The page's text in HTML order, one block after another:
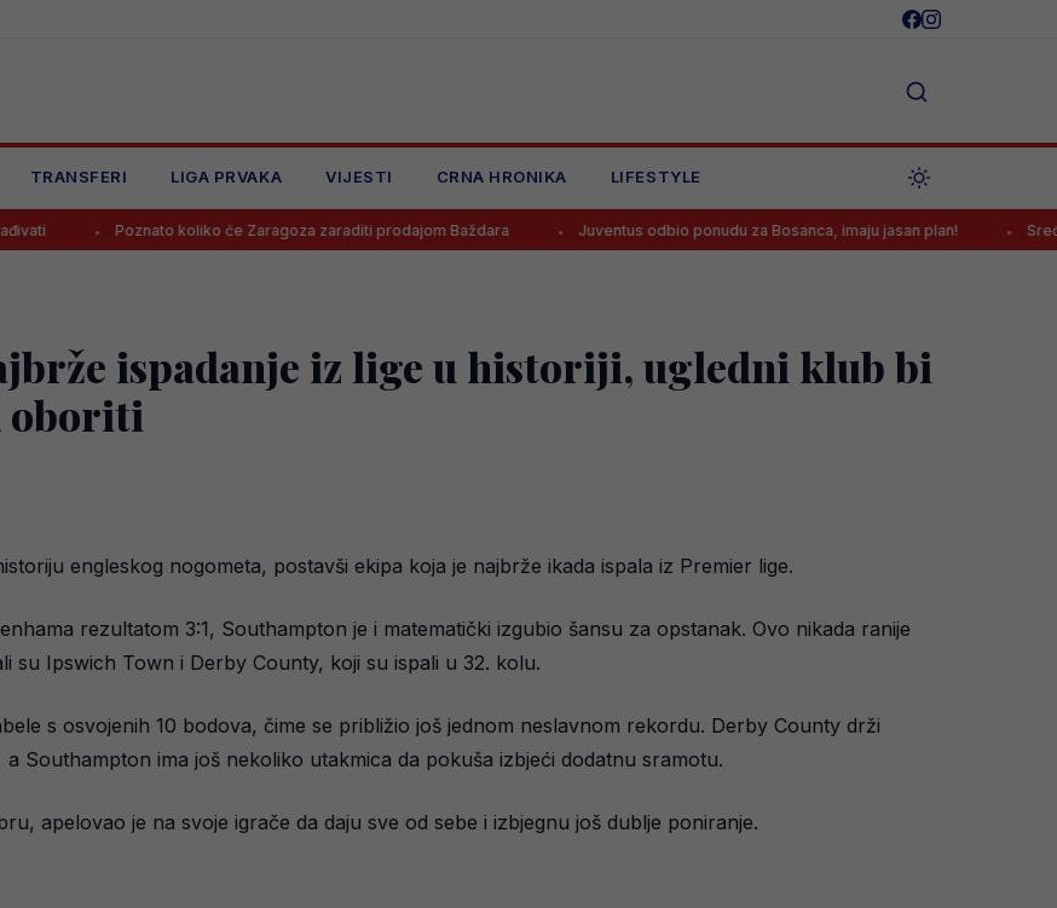
TRANSFERI LIGA PRVAKA VIJESTI CRNA HRONIKA LIFESTYLE
Poznato koliko će Zaragoza zaraditi prodajom Baždara Juventus odbio ponudu za Bosanca, imaju jasan plan! Sreća je Emanu
ispadanje iz lige u historiji, ugledni klub bi
oboriti
engleskog nogometa, postavši ekipa koja je najbrže ikada ispala iz Premier lige.
rezultatom 3:1, Southampton je i matematički izgubio šansu za opstanak. Ovo nikada ranije
su Ipswich Town i Derby County, koji su ispali u 32. kolu.
s osvojenih 10 bodova, čime se približio još jednom neslavnom rekordu. Derby County drži
Southampton ima još nekoliko utakmica da pokuša izbjeći dodatnu sramotu.
apelovao je na svoje igrače da daju sve od sebe i izbjegnu još dublje poniranje.